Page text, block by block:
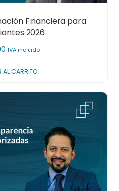
Financiera para
2026
IVA incluido
AL CARRITO